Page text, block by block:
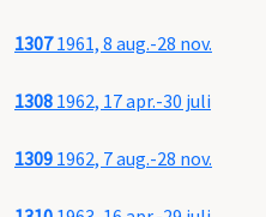
13071961, 8 aug.-28 nov.
1308 1962, 17 apr.-30 juli
1309 1962, 7 aug.-28 nov.